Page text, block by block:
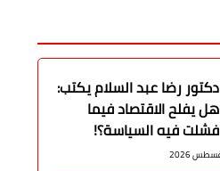
دكتور رضا عبد السلام يكتب:
هل يفلح الاقتصاد فيما
فشلت فيه السياسة؟!